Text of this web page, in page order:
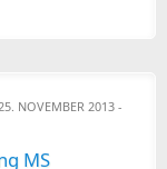
NOVEMBER 2013 -
MS